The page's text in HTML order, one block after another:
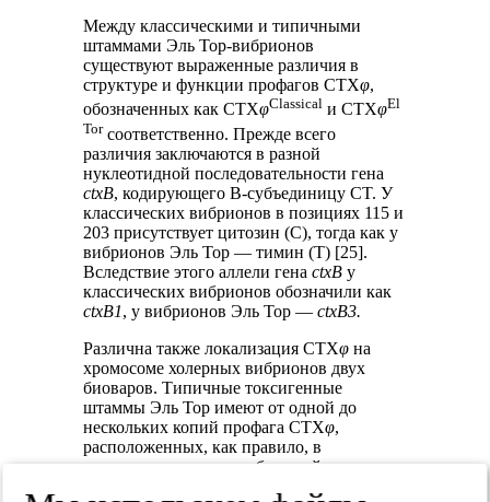
Между классическими и типичными
штаммами Эль Тор-вибрионов
существуют выраженные различия в
структуре и функции профагов CTXφ,
обозначенных как CTXφClassical и CTXφEl
Torсоответственно. Прежде всего
различия заключаются в разной
нуклеотидной последовательности гена
ctxB, кодирующего B-субъединицу CT. У
классических вибрионов в позициях 115 и
203 присутствует цитозин (C), тогда как у
вибрионов Эль Тор — тимин (T) [25].
Вследствие этого аллели генаctxB у
классических вибрионов обозначили как
ctxB1, у вибрионов Эль Тор —ctxB3.
Различна также локализация CTXφ на
хромосоме холерных вибрионов двух
биоваров. Типичные токсигенные
штаммы Эль Тор имеют от одной до
нескольких копий профага CTXφ,
расположенных, как правило, в
тандемном порядке на большой